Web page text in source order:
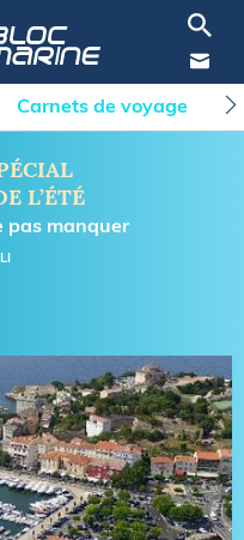
Carnets de voyage
L’ÉTÉ
pas manquer